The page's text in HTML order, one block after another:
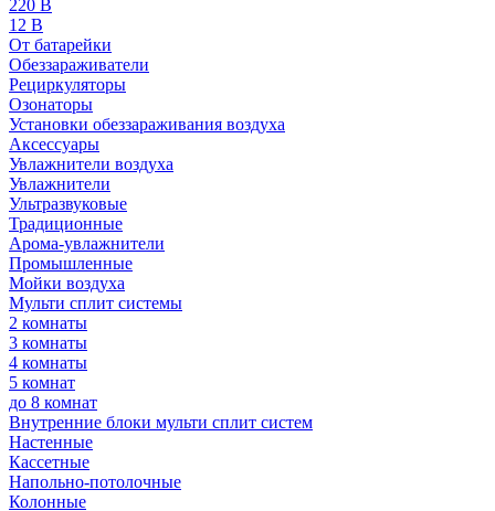
220 В
12 В
От батарейки
Обеззараживатели
Рециркуляторы
Озонаторы
Установки обеззараживания воздуха
Аксессуары
Увлажнители воздуха
Увлажнители
Ультразвуковые
Традиционные
Арома-увлажнители
Промышленные
Мойки воздуха
Мульти сплит системы
2 комнаты
3 комнаты
4 комнаты
5 комнат
до 8 комнат
Внутренние блоки мульти сплит систем
Настенные
Кассетные
Напольно-потолочные
Колонные